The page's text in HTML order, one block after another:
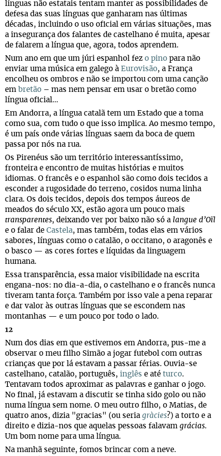
línguas não estatais tentam manter as possibilidades de
defesa das suas línguas que ganharam nas últimas
décadas, incluindo o uso oficial em várias situações, mas
a insegurança dos falantes de castelhano é muita, apesar
de falarem a língua que, agora, todos aprendem.
Num ano em que um júri espanhol fez o pino para não
enviar uma música em galego à Eurovisão, a França
encolheu os ombros e não se importou com uma canção
em bretão – mas nem pensar em usar o bretão como
língua oficial…
Em Andorra, a língua catalã tem um Estado que a toma
como sua, com tudo o que isso implica. Ao mesmo tempo,
é um país onde várias línguas saem da boca de quem
passa por nós na rua.
Os Pirenéus são um território interessantíssimo,
fronteira e encontro de muitas histórias e muitos
idiomas. O francês e o espanhol são como dois tecidos a
esconder a rugosidade do terreno, cosidos numa linha
clara. Os dois tecidos, depois dos tempos áureos de
meados do século XX, estão agora um pouco mais
transparentes, deixando ver por baixo não só a langue d’Oïl
e o falar de Castela, mas também, todas elas em vários
sabores, línguas como o catalão, o occitano, o aragonês e
o basco — as cores fortes e líquidas da linguagem
humana.
Essa transparência, essa maior visibilidade na escrita
engana-nos: no dia-a-dia, o castelhano e o francês nunca
tiveram tanta força. Também por isso vale a pena reparar
e dar valor às outras línguas que se escondem nas
montanhas — e um pouco por todo o lado.
12
Num dos dias em que estivemos em Andorra, pus-me a
observar o meu filho Simão a jogar futebol com outras
crianças que por lá estavam a passar férias. Ouvia-se
castelhano, catalão, português, inglês e até turco.
Tentavam todos aproximar as palavras e ganhar o jogo.
No final, já estavam a discutir se tinha sido golo ou não
numa língua sem nome. O meu outro filho, o Matias, de
quatro anos, dizia "gracias" (ou seria gràcies?) a torto e a
direito e dizia-nos que aquelas pessoas falavam grácias.
Um bom nome para uma língua.
Na manhã seguinte, fomos brincar com a neve.